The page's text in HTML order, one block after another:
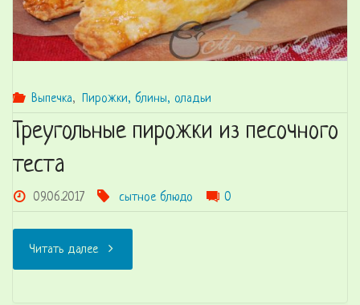
Выпечка, Пирожки, блины, оладьи
Треугольные пирожки из песочного
теста
09.06.2017 сытное блюдо 0
Читать далее"Треугольные